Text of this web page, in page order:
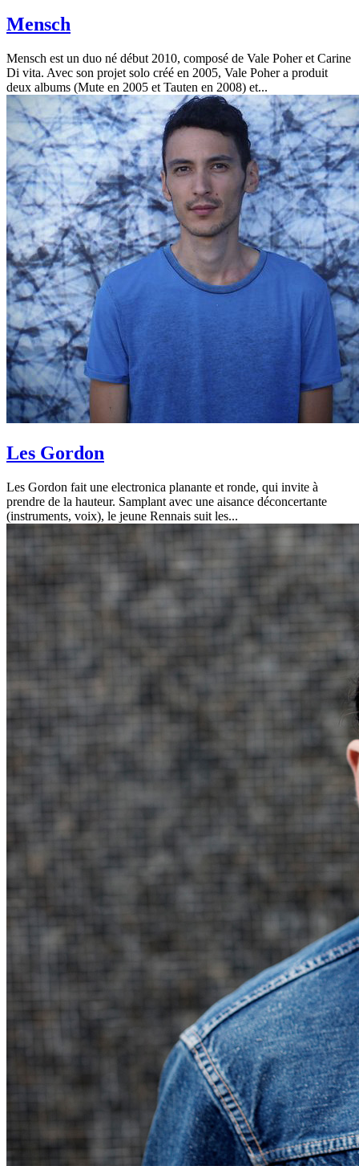
Mensch
Mensch est un duo né début 2010, composé de Vale Poher et Carine
Di vita. Avec son projet solo créé en 2005, Vale Poher a produit
deux albums (Mute en 2005 et Tauten en 2008) et...
Les Gordon
Les Gordon fait une electronica planante et ronde, qui invite à
prendre de la hauteur. Samplant avec une aisance déconcertante
(instruments, voix), le jeune Rennais suit les...